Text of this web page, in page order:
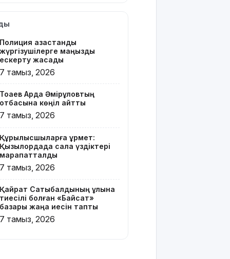
Z белгісі
киген
жолаушы
қызу
талқыға
Президент
Солтүстік
облысының
90
жылдығымен
құттықтады
Телефон
алаяқтығының
жаңа түрі
туралы
Полиция қазақстандық
жүргізушілерге маңызды
ескерту жасады
7 тамыз, 2026
Тоқаев Ардақ Әмірқұловтың
отбасына көңіл айтты
7 тамыз, 2026
Құрылысшыларға құрмет:
Қызылордада сала үздіктері
марапатталды
7 тамыз, 2026
Қайрат Сатыбалдының ұлына
тиесілі болған «Байсат»
базары жаңа иесін тапты
7 тамыз, 2026